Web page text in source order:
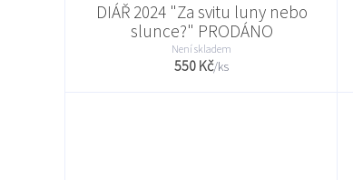
DIÁŘ 2024 "Za svitu luny nebo
slunce?" PRODÁNO
550 Kč/ks
Není skladem